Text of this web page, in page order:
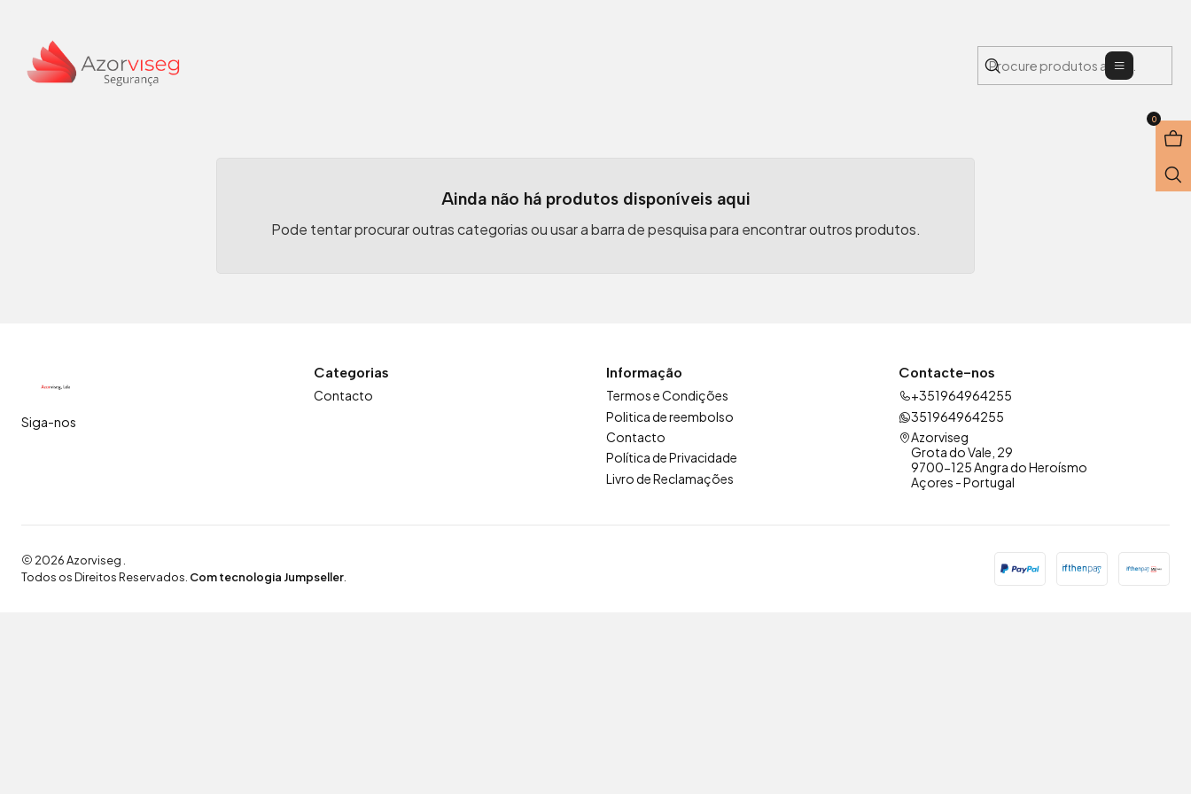
0
Chaves auto sem transponder
Ainda não há produtos disponíveis aqui
Pode tentar procurar outras categorias ou usar a barra de pesquisa para encontrar outros produtos.
Siga-nos
Categorias
Contacto
Informação
Termos e Condições
Politica de reembolso
Contacto
Política de Privacidade
Livro de Reclamações
Contacte-nos
+351964964255
351964964255
Azorviseg
Grota do Vale, 29
9700-125 Angra do Heroísmo
Açores - Portugal
2026 Azorviseg .
Todos os Direitos Reservados. Com tecnologia Jumpseller